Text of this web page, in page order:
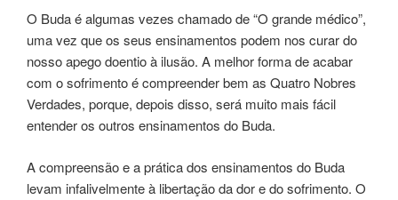
O Buda é algumas vezes cha­ma­do de “O gran­de médi­co”,
uma vez que os seus ensinamen­tos podem nos curar do
nosso apego doen­tio à ilu­são. A melhor forma de aca­bar
com o sofri­men­to é compreen­der bem as Quatro Nobres
Verdades, por­que, ­depois disso, será muito mais fácil
entender os outros ensi­na­men­tos do Buda.
A com­preen­são e a prá­ti­ca dos ensi­na­men­tos do Buda
levam infalivelmen­te à liberta­ção da dor e do sofri­men­to. O